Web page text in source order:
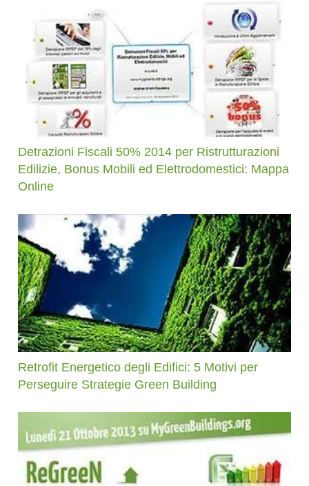
Detrazioni Fiscali 50% 2014 per Ristrutturazioni
Edilizie, Bonus Mobili ed Elettrodomestici: Mappa
Online
Retrofit Energetico degli Edifici: 5 Motivi per
Perseguire Strategie Green Building